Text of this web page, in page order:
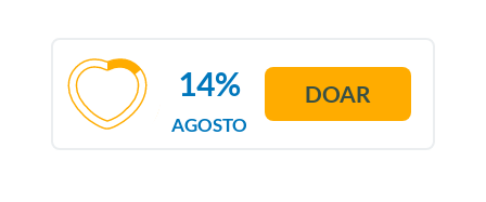
AGOSTO
14% DOAR